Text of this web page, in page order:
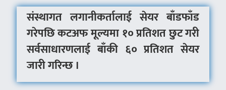
संस्थागत लगानीकर्तालाई सेयर बाँडफाँड
गरेपछि कटअफ मूल्यमा १० प्रतिशत छुट गरी
सर्वसाधारणलाई बाँकी ६० प्रतिशत सेयर
जारी गरिन्छ ।